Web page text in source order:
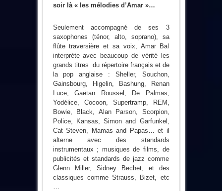
soir là « les mélodies d’Amar »…
Seulement accompagné de ses 3
saxophones (ténor, alto, soprano), sa
flûte traversière et sa voix, Amar Bal
interprète avec beaucoup de vérité les
grands titres du répertoire français et de
la pop anglaise : Sheller, Souchon,
Gainsbourg, Higelin, Bashung, Renan
Luce, Gaëtan Roussel, De Palmas,
Yodélice, Cocoon, Supertramp, REM,
Bowie, Black, Alan Parson, Scorpion,
Police, Kansas, Simon and Garfunkel,
Cat Steven, Mamas and Papas… et il
alterne avec des standards
instrumentaux ; musiques de films, de
publicités et standards de jazz comme
Glenn Miller, Sidney Bechet, et des
classiques comme Strauss, Bizet, etc